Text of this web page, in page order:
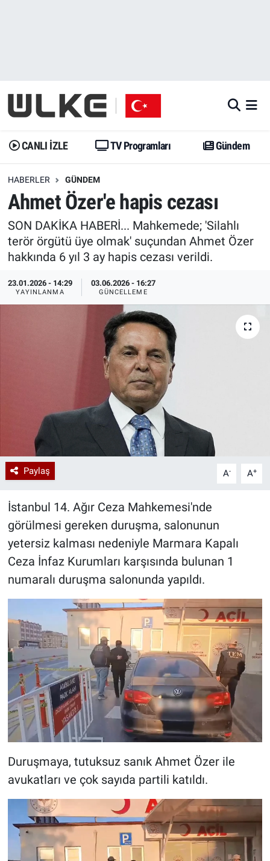
CANLI İZLE TV Programları Gündem
HABERLER GÜNDEM
Ahmet Özer'e hapis cezası
SON DAKİKA HABERİ... Mahkemede; 'Silahlı
terör örgütü üye olmak' suçundan Ahmet Özer
hakkında 6 yıl 3 ay hapis cezası verildi.
23.01.2026 - 14:29
YAYINLANMA
03.06.2026 - 16:27
GÜNCELLEME
Paylaş A- A+
İstanbul 14. Ağır Ceza Mahkemesi'nde
görülmesi gereken duruşma, salonunun
yetersiz kalması nedeniyle Marmara Kapalı
Ceza İnfaz Kurumları karşısında bulunan 1
numaralı duruşma salonunda yapıldı.
Duruşmaya, tutuksuz sanık Ahmet Özer ile
avukatları ve çok sayıda partili katıldı.
Gündem
Dünya
Erişim Bilgileri
Ekonomi
Trend
Özel Haberler
Gündem
Trend
Erişim Bilgileri
Spor
Ekonomi
Dünya
Erişim Bilgileri
Sağlık
Teknoloji
Ramazan
İstanbul Namaz Vakitleri
Trafik Durumu
Erişim Bilgileri
Tüm Manşetler
Son Dakika Haberleri
Haber Arşivi